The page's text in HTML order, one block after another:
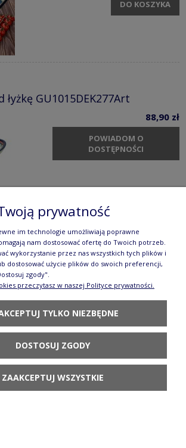
DO KOSZYKA
GU1015DEK277Art
88,90 zł
POWIADOM O
DOSTĘPNOŚCI
sushi 12,2x18,3 cm
ø 24,0 cm Bolesławiec
prywatność
im technologie umożliwiają poprawne
nam dostosować ofertę do Twoich potrzeb.
wykorzystanie przez nas wszystkich tych plików i
dostosować użycie plików do swoich preferencji,
zgody".
przeczytasz w naszej Polityce prywatności.
TYLKO NIEZBĘDNE
DOSTOSUJ ZGODY
ZAAKCEPTUJ WSZYSTKIE